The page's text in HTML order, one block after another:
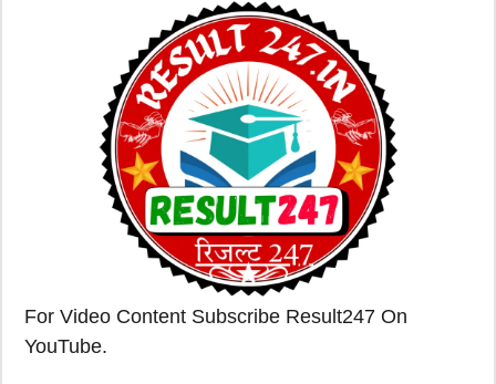
For Video Content Subscribe Result247 On
YouTube.